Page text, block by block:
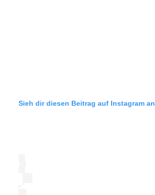
Sieh dir diesen Beitrag auf Instagram an